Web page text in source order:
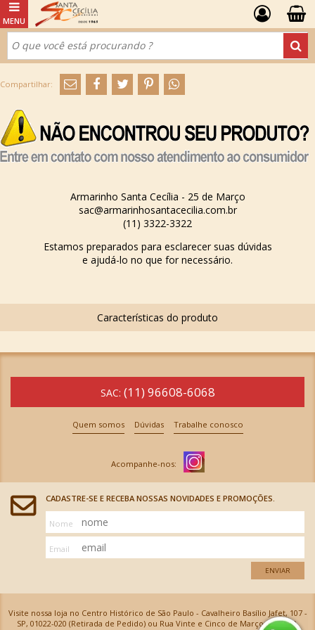
Armarinho Santa Cecília - 25 de Março
sac@armarinhosantacecilia.com.br
(11) 3322-3322
Estamos preparados para esclarecer suas dúvidas
e ajudá-lo no que for necessário.
SAC: (11) 96608-6068
Quem somos Dúvidas Trabalhe conosco
CADASTRE-SE E RECEBA NOSSAS NOVIDADES E PROMOÇÕES.
Nome
Email
ENVIAR
Visite nossa loja no Centro Histórico de São Paulo - Cavalheiro Basílio Jafet, 107 -
SP, 01022-020 (Retirada de Pedido) ou Rua Vinte e Cinco de Março, 576 - SP,